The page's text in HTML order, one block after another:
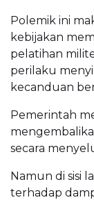
Polemik ini
kebijakan
pelatihan
perilaku
kecanduan
Pemerintah
secara
Namun di sisi
terhadap